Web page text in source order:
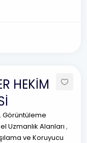
HEKİM
, Görüntüleme
Uzmanlık Alanları ,
ve Koruyucu